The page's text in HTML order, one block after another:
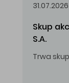
31.07.2026
Skup
S.A.
Trwa